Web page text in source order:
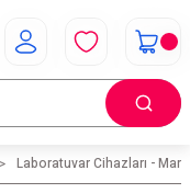
Laboratuvar Cihazları -